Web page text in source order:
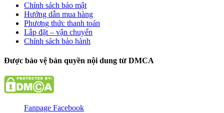
Chính sách bảo mật
Hướng dẫn mua hàng
Phương thức thanh toán
Lắp đặt – vận chuyển
Chính sách bảo hành
Được bảo vệ bản quyền nội dung từ DMCA
Fanpage Facebook